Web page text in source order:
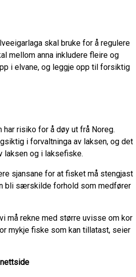
skal bruke for å regulere
mellom anna inkludere fleire og
i elvane, og leggje opp til forsiktig
har risiko for å døy ut frå Noreg.
i forvaltninga av laksen, og det
laksen og i laksefiske.
sjansane for at fisket må stengjast
bli særskilde forhold som medfører
må rekne med større uvisse om kor
mykje fiske som kan tillatast, seier